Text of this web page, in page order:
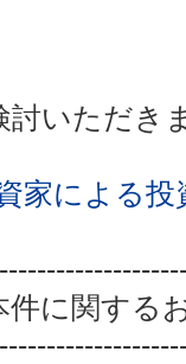
討いただき
家による
件に関する